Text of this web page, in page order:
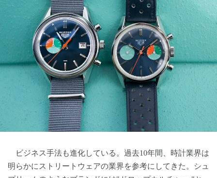
ビジネス手法も進化している。過去10年間、時計業界は
明らかにストリートウェアの業界を参考にしてきた。シュ